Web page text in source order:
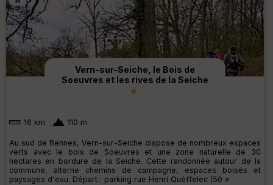
Vern-sur-Seiche, le Bois de
Soeuvres et les rives de la Seiche
16 km 110 m
Au sud de Rennes, Vern-sur-Seiche dispose de nombreux espaces
verts avec le bois de Soeuvres et une zone naturelle de 30
hectares en bordure de la Seiche. Cette randonnée autour de la
commune, alterne chemins de campagne, espaces boisés et
paysages d'eau. Départ : parking rue Henri Quéffelec (50 »